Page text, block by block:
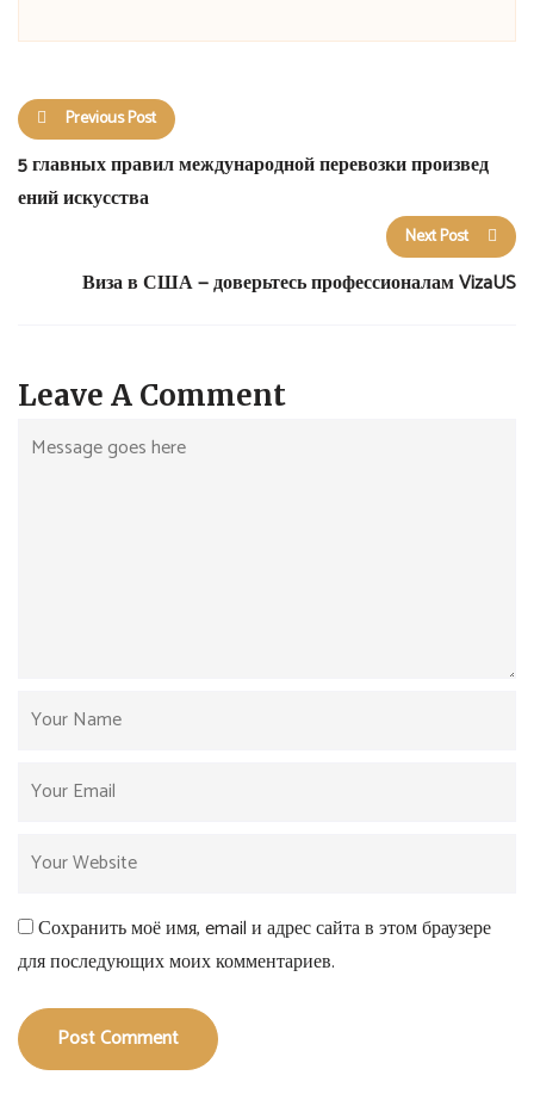
Previous Post
5 гл​а​вн​ы​х​ п​ра​в​ил ме​ж​ду​н​а​р​од​ной п​е​р​евозки п​р​о​из​в​ед​
ени​й​ искус​ства​
Next Post
Виза в США — доверьтесь профессионалам VizaUS
Leave A Comment
Сохранить моё имя, email и адрес сайта в этом браузере
для последующих моих комментариев.
Post Comment